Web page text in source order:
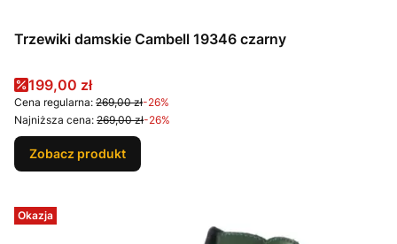
Trzewiki damskie Cambell 19346 czarny
Cena promocyjna
199,00 zł
Cena regularna: 269,00 zł-26%
Najniższa cena: 269,00 zł-26%
Zobacz produkt
Okazja